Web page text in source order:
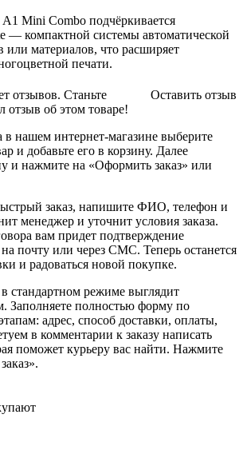
Mini Combo подчёркивается
— компактной системы автоматической
или материалов, что расширяет
печати.
Оставить отзыв
отзывов. Станьте
отзыв об этом товаре!
в нашем интернет-магазине выберите
и добавьте его в корзину. Далее
и нажмите на «Оформить заказ» или
заказ, напишите ФИО, телефон и
менеджер и уточнит условия заказа.
вам придет подтверждение
почту или через СМС. Теперь останется
и радоваться новой покупке.
стандартном режиме выглядит
Заполняете полностью форму по
адрес, способ доставки, оплаты,
в комментарии к заказу написать
поможет курьеру вас найти. Нажмите